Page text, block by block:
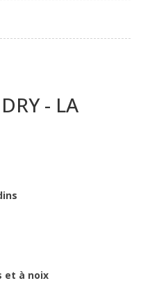
- LA
et à noix